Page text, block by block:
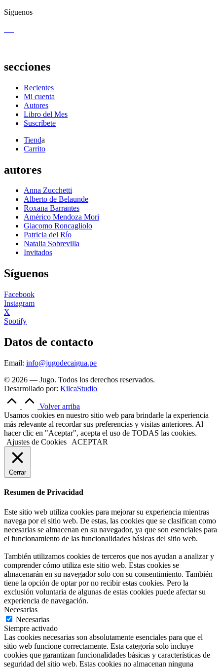
Síguenos
secciones
Recientes
Mi cuenta
Autores
Libro del Mes
Suscríbete
Tienda
Carrito
autores
Anna Zucchetti
Alberto de Belaunde
Roxana Barrantes
Américo Mendoza Mori
Giacomo Roncagliolo
Patricia del Río
Natalia Sobrevilla
Invitados
Síguenos
Facebook
Instagram
X
Spotify
Datos de contacto
Email: info@jugodecaigua.pe
© 2026 — Jugo. Todos los derechos reservados.
Desarrollado por: KilcaStudio
Volver arriba
Usamos cookies en nuestro sitio web para brindarle la experiencia
más relevante al recordar sus preferencias y visitas anteriores. Al
hacer clic en "Aceptar", acepta el uso de TODAS las cookies.
Ajustes de Cookies
ACEPTAR
Cerrar
Resumen de Privacidad
Este sitio web utiliza cookies para mejorar su experiencia mientras
navega por el sitio web. De estas, las cookies que se clasifican como
necesarias se almacenan en su navegador, ya que son esenciales para
el funcionamiento de las funcionalidades básicas del sitio web.
También utilizamos cookies de terceros que nos ayudan a analizar y
comprender cómo utiliza este sitio web. Estas cookies se
almacenarán en su navegador solo con su consentimiento. También
tiene la opción de optar por no recibir estas cookies. Pero la
exclusión voluntaria de algunas de estas cookies puede afectar su
experiencia de navegación.
Necesarias
Necesarias
Siempre activado
Las cookies necesarias son absolutamente esenciales para que el
sitio web funcione correctamente. Esta categoría solo incluye
cookies que garantizan funcionalidades básicas y características de
seguridad del sitio web. Estas cookies no almacenan ninguna